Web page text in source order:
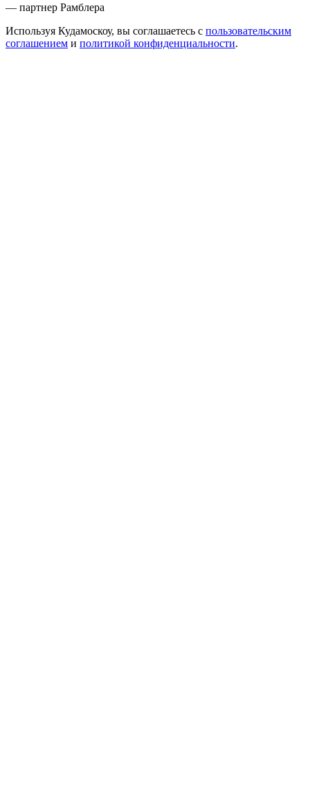
— партнер Рамблера
Используя Кудамоскоу, вы соглашаетесь с пользовательским
соглашением и политикой конфиденциальности.